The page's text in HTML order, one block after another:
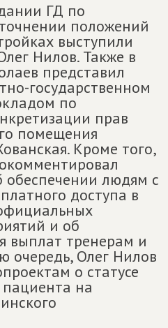
ГД по
положений
выступили
Нилов. Также в
представил
государственном
по
прав
помещения
Кроме того,
обеспечении людям с
доступа в
и об
выплат тренерам и
очередь, Олег Нилов
о статусе
на